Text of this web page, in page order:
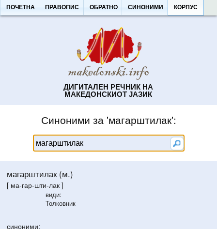
ДИГИТАЛЕН РЕЧНИК НА
МАКЕДОНСКИОТ ЈАЗИК
ПОЧЕТНА ПРАВОПИС ОБРАТНО СИНОНИМИ КОРПУС
Синоними за 'магарштилак':
магарштилак (м.)
[ ма-гар-шти-лак ]
види:
Толковник
синоними: